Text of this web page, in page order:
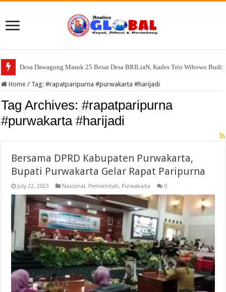
Desa Dawagung Masuk 25 Besar Desa BRILiaN, Kades Trio Wibowo
Warga Resah, Kandang dan Pemotongan Ayam di Desa Cisayong Diduga
Home / Tag:#rapatparipurna #purwakarta #harijadi
Tag Archives:#rapatparipurna
#purwakarta #harijadi
Bersama DPRD Kabupaten Purwakarta,
Bupati Purwakarta Gelar Rapat Paripurna
July 22, 2023 Nasional, Pemerintah, Purwakarta 0